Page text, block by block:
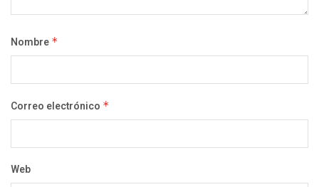
Nombre *
Correo electrónico *
Web